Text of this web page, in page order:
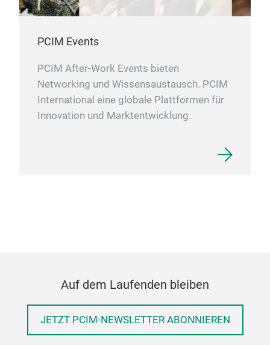
PCIM Events
PCIM After-Work Events bieten
Networking und Wissensaustausch. PCIM
International eine globale Plattformen für
Innovation und Marktentwicklung.
Auf dem Laufenden bleiben
JETZT PCIM-NEWSLETTER ABONNIEREN